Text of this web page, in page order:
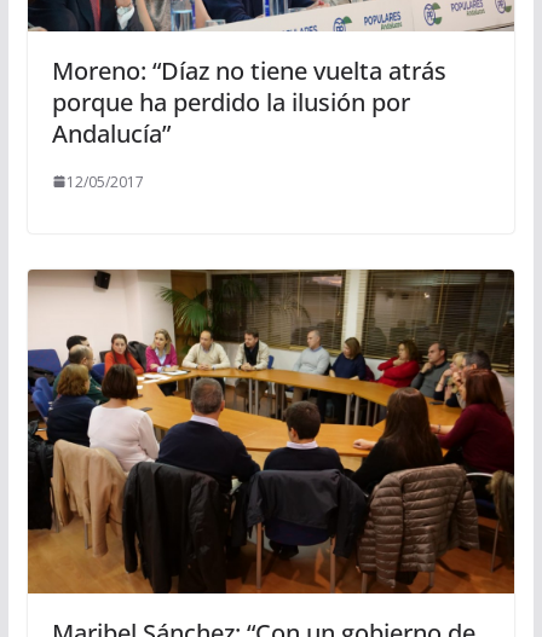
Moreno: “Díaz no tiene vuelta atrás
porque ha perdido la ilusión por
Andalucía”
12/05/2017